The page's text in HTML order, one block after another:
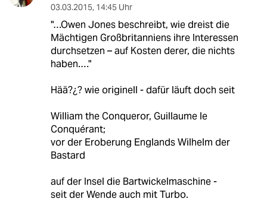
03.03.2015, 14:45 Uhr
"…Owen Jones beschreibt, wie dreist die
Mächtigen Großbritanniens ihre Interessen
durchsetzen – auf Kosten derer, die nichts
haben.…"
Hää?¿? wie originell - dafür läuft doch seit
William the Conqueror, Guillaume le
Conquérant;
vor der Eroberung Englands Wilhelm der
Bastard
auf der Insel die Bartwickelmaschine -
seit der Wende auch mit Turbo.